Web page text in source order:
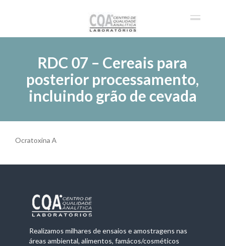
RDC 07 – Cereais para
posterior processamento,
incluindo grão de cevada
Ocratoxina A
Realizamos milhares de ensaios e amostragens nas
áreas ambiental, alimentos, famácos/cosméticos